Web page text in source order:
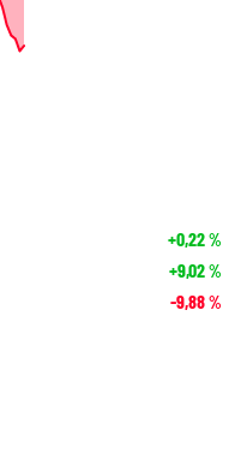
+0,22%
+9,02%
-9,88%